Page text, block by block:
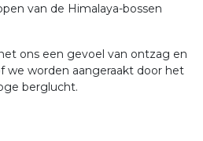
van de Himalaya-bossen
ons een gevoel van ontzag en
we worden aangeraakt door het
berglucht.